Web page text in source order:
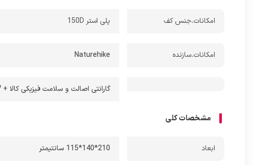
امکانات.جنس کف پلی استر 150D
امکانات.سازنده Naturehike
گارانتی اصالت و سلامت فیزیکی کالا + 7 روز عودت بی قید و شرط
مشخصات کلی
ابعاد 210*140*115 سانتیمتر